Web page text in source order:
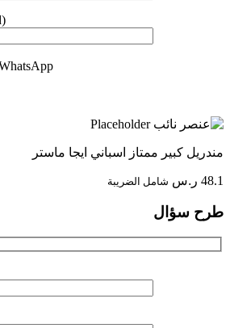
مندريل كبير ممتاز اسباني ايجا ماستر
48.1 ر.س شامل الضريبة
طرح سؤال